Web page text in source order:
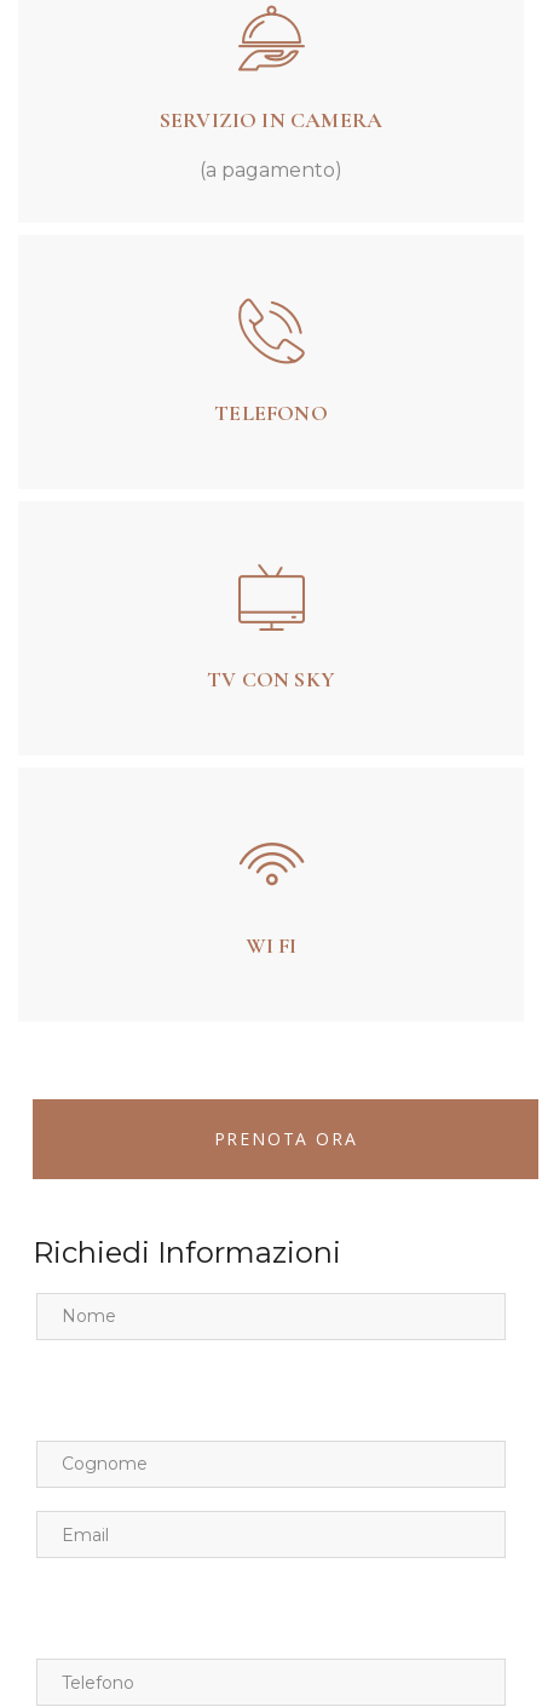
SERVIZIO IN CAMERA
(a pagamento)
TELEFONO
TV CON SKY
WI FI
PRENOTA ORA
Richiedi Informazioni